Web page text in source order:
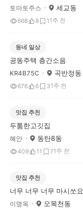
토마토주스 세교동
668 8 1 1주 전
동네 일상
공동주택 층간소음
KR4B75C 곡반정동
676 6 31주 전
맛집 추천
두툼한고깃집
혜안 동탄8동
409 11 71주 전
맛집 추천
너무 너무 너무 마시쏘요
이명옥 오목천동